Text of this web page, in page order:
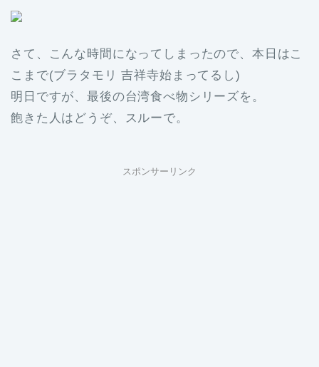
さて、こんな時間になってしまったので、本日はこ
こまで(ブラタモリ 吉祥寺始まってるし)
明日ですが、最後の台湾食べ物シリーズを。
飽きた人はどうぞ、スルーで。
スポンサーリンク